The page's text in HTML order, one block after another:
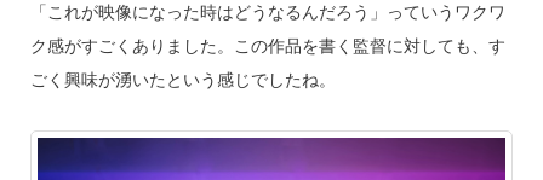
「これが映像になった時はどうなるんだろう」っていうワクワ
ク感がすごくありました。この作品を書く監督に対しても、す
ごく興味が湧いたという感じでしたね。